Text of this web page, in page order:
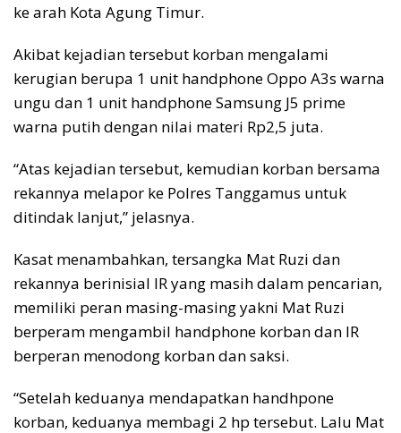
ke arah Kota Agung Timur.
Akibat kejadian tersebut korban mengalami
kerugian berupa 1 unit handphone Oppo A3s warna
ungu dan 1 unit handphone Samsung J5 prime
warna putih dengan nilai materi Rp2,5 juta.
“Atas kejadian tersebut, kemudian korban bersama
rekannya melapor ke Polres Tanggamus untuk
ditindak lanjut,” jelasnya.
Kasat menambahkan, tersangka Mat Ruzi dan
rekannya berinisial IR yang masih dalam pencarian,
memiliki peran masing-masing yakni Mat Ruzi
berperam mengambil handphone korban dan IR
berperan menodong korban dan saksi.
“Setelah keduanya mendapatkan handhpone
korban, keduanya membagi 2 hp tersebut. Lalu Mat